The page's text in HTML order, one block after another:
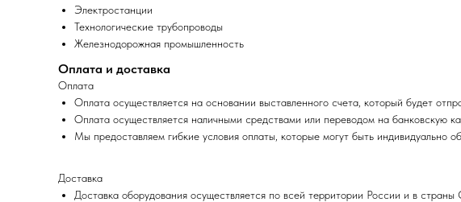
Электростанции
Технологические трубопроводы
Железнодорожная промышленность
Оплата и доставка
Оплата
Оплата осуществляется на основании выставленного счета, который будет
Оплата осуществляется наличными средствами или переводом на банковскую
Мы предоставляем гибкие условия оплаты, которые могут быть индивидуально
Доставка
Доставка оборудования осуществляется по всей территории России и в страны